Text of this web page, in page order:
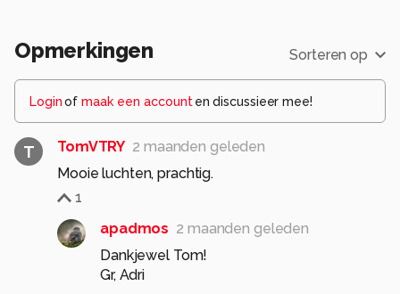
Opmerkingen Sorteren op
Loginof maak een account en discussieer mee!
T TomVTRY 2 maanden geleden
Mooie luchten, prachtig.
1
apadmos 2 maanden geleden
Dankjewel Tom!
Gr, Adri